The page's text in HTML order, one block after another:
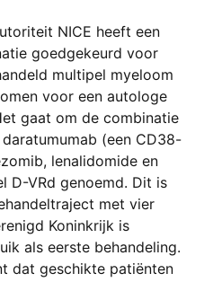
NICE heeft een
goedgekeurd voor
multipel myeloom
voor een autologe
gaat om de combinatie
(een CD38-
lenalidomide en
D-VRd genoemd. Dit is
met vier
Koninkrijk is
als eerste behandeling.
dat geschikte patiënten